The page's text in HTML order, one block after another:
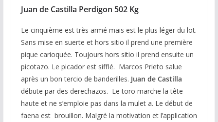
Juan de Castilla Perdigon 502 Kg
Le cinquième est très armé mais est le plus léger du lot.
Sans mise en suerte et hors sitio il prend une première
pique carioquée. Toujours hors sitio il prend ensuite un
picotazo. Le picador est sifflé. Marcos Prieto salue
après un bon tercio de banderilles. Juan de Castilla
débute par des derechazos. Le toro marche la tête
haute et ne s’emploie pas dans la mulet a. Le début de
faena est brouillon. Malgré la motivation et l’application